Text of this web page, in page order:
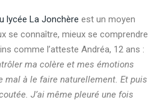
lycée La Jonchère est un moyen
se connaître, mieux se comprendre
comme l’atteste Andréa, 12 ans :
ma colère et mes émotions
mal à le faire naturellement. Et puis
J’ai même pleuré une fois